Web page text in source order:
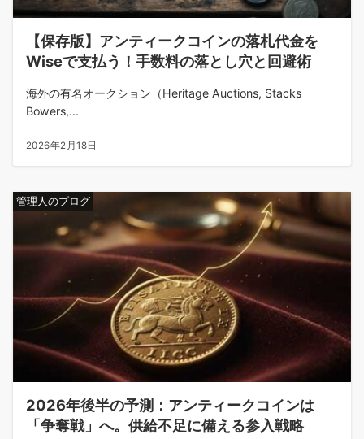
【保存版】アンティークコインの落札代金を
Wiseで支払う！手数料の落とし穴と回避術
海外の有名オークション（Heritage Auctions, Stacks
Bowers,...
2026年2月18日
管理人のブログ
2026年後半の予測：アンティークコインは
「争奪戦」へ。供給不足に備える参入戦略